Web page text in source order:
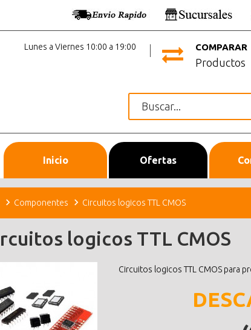
COMPARAR
Productos
Lunes a Viernes 10:00 a 19:00
Inicio Ofertas
Componentes Circuitos logicos TTL CMOS
logicos TTL CMOS
Circuitos logicos TTL CMOS para